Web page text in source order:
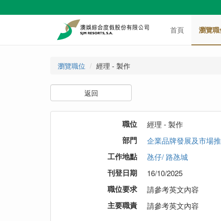
首頁 瀏覽
瀏覽職位 經理 - 製作
返回
職位 經理 - 製作
部門 企業品牌發展及市場
工作地點 氹仔/ 路氹城
刊登日期 16/10/2025
職位要求 請參考英文內容
主要職責 請參考英文內容